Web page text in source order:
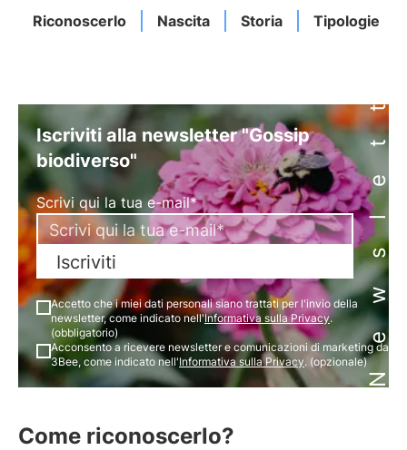
Riconoscerlo Nascita Storia Tipologie
Newsletter
Iscriviti alla newsletter "Gossip
biodiverso"
Scrivi qui la tua e-mail*
Iscriviti
Accetto che i miei dati personali siano trattati per l'invio della
newsletter, come indicato nell'Informativa sulla Privacy.
(obbligatorio)
Acconsento a ricevere newsletter e comunicazioni di marketing da
3Bee, come indicato nell'Informativa sulla Privacy. (opzionale)
Come riconoscerlo?